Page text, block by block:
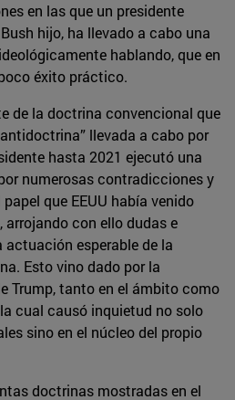
en las que un presidente
hijo, ha llevado a cabo una
hablando, que en
éxito práctico.
de la doctrina convencional que
llevada a cabo por
hasta 2021 ejecutó una
numerosas contradicciones y
que EEUU había venido
arrojando con ello dudas e
esperable de la
Esto vino dado por la
Trump, tanto en el ámbito como
cual causó inquietud no solo
sino en el núcleo del propio
doctrinas mostradas en el